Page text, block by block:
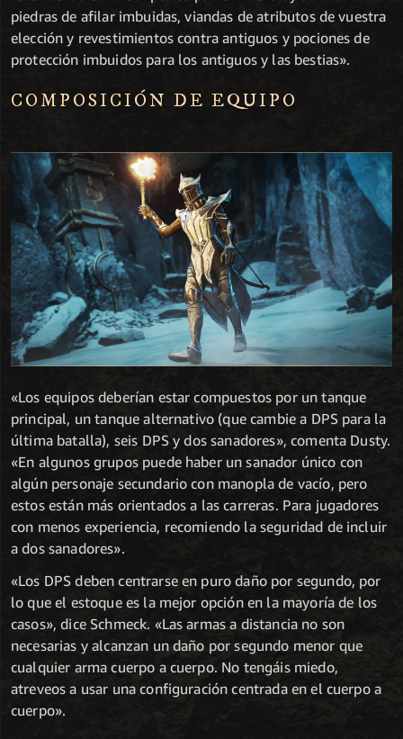
piedras de afilar imbuidas, viandas de atributos de vuestra
elección y revestimientos contra antiguos y pociones de
protección imbuidos para los antiguos y las bestias».
COMPOSICIÓN DE EQUIPO
«Los equipos deberían estar compuestos por un tanque
principal, un tanque alternativo (que cambie a DPS para la
última batalla), seis DPS y dos sanadores», comenta Dusty.
«En algunos grupos puede haber un sanador único con
algún personaje secundario con manopla de vacío, pero
estos están más orientados a las carreras. Para jugadores
con menos experiencia, recomiendo la seguridad de incluir
a dos sanadores».
«Los DPS deben centrarse en puro daño por segundo, por
lo que el estoque es la mejor opción en la mayoría de los
casos», dice Schmeck. «Las armas a distancia no son
necesarias y alcanzan un daño por segundo menor que
cualquier arma cuerpo a cuerpo. No tengáis miedo,
atreveos a usar una configuración centrada en el cuerpo a
cuerpo».